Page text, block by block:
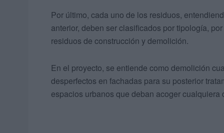
Por último, cada uno de los residuos,
anterior, deben ser clasificados por tipología,
residuos de construcción y demolición.
En el proyecto, se entiende como demolición
desperfectos en fachadas para su posterior
espacios urbanos que deban acoger cualquiera